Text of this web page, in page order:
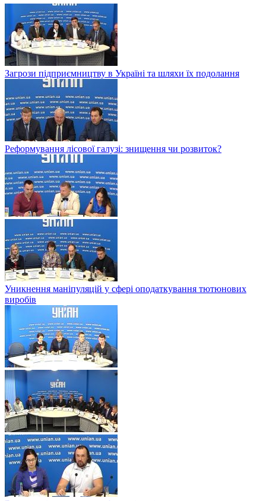
Загрози підприємництву в Україні та шляхи їх подолання
Реформування лісової галузі: знищення чи розвиток?
Уникнення маніпуляцій у сфері оподаткування тютюнових
виробів